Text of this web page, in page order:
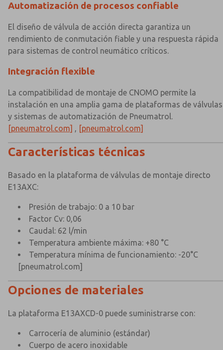
Automatización de procesos confiable
El diseño de válvula de acción directa garantiza un
rendimiento de conmutación fiable y una respuesta rápida
para sistemas de control neumático críticos.
Integración flexible
La compatibilidad de montaje de CNOMO permite la
instalación en una amplia gama de plataformas de válvulas
y sistemas de automatización de Pneumatrol.
[pneumatrol.com] , [pneumatrol.com]
Características técnicas
Basado en la plataforma de válvulas de montaje directo
E13AXC:
Presión de trabajo: 0 a 10 bar
Factor Cv: 0,06
Caudal: 62 l/min
Temperatura ambiente máxima: +80 °C
Temperatura mínima de funcionamiento: -20°C
[pneumatrol.com]
Opciones de materiales
La plataforma E13AXCD-0 puede suministrarse con:
Carrocería de aluminio (estándar)
Cuerpo de acero inoxidable